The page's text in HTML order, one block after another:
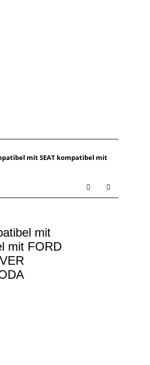
mit SEAT kompatibel mit
mit
mit FORD